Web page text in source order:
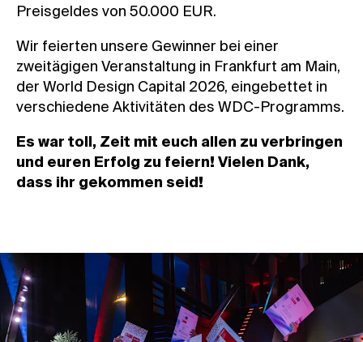
Preisgeldes von 50.000 EUR.
Wir feierten unsere Gewinner bei einer
zweitägigen Veranstaltung in Frankfurt am Main,
der World Design Capital 2026, eingebettet in
verschiedene Aktivitäten des WDC-Programms.
Es war toll, Zeit mit euch allen zu verbringen
und euren Erfolg zu feiern! Vielen Dank,
dass ihr gekommen seid!